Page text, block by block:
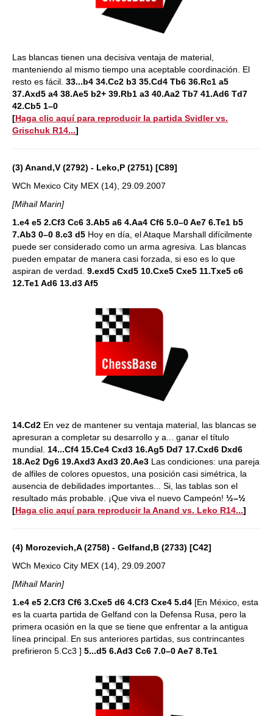
Las blancas tienen una decisiva ventaja de material,
manteniendo al mismo tiempo una aceptable coordinación. El
resto es fácil. 33...b4 34.Cc2 b3 35.Cd4 Tb6 36.Rc1 a5
37.Axd5 a4 38.Ae5 b2+ 39.Rb1 a3 40.Aa2 Tb7 41.Ad6 Td7
42.Cb5 1–0
[Haga clic aquí para reproducir la partida Svidler vs.
Grischuk R14...]
(3) Anand,V (2792) - Leko,P (2751) [C89]
WCh Mexico City MEX (14), 29.09.2007
[Mihail Marin]
1.e4 e5 2.Cf3 Cc6 3.Ab5 a6 4.Aa4 Cf6 5.0–0 Ae7 6.Te1 b5
7.Ab3 0–0 8.c3 d5 Hoy en día, el Ataque Marshall difícilmente
puede ser considerado como un arma agresiva. Las blancas
pueden empatar de manera casi forzada, si eso es lo que
aspiran de verdad. 9.exd5 Cxd5 10.Cxe5 Cxe5 11.Txe5 c6
12.Te1 Ad6 13.d3 Af5
14.Cd2 En vez de mantener su ventaja material, las blancas se
apresuran a completar su desarrollo y a... ganar el título
mundial. 14...Cf4 15.Ce4 Cxd3 16.Ag5 Dd7 17.Cxd6 Dxd6
18.Ac2 Dg6 19.Axd3 Axd3 20.Ae3 Las condiciones: una pareja
de alfiles de colores opuestos, una posición casi simétrica, la
ausencia de debilidades importantes... Si, las tablas son el
resultado más probable. ¡Que viva el nuevo Campeón! ½–½
[Haga clic aquí para reproducir la Anand vs. Leko R14...]
(4) Morozevich,A (2758) - Gelfand,B (2733) [C42]
WCh Mexico City MEX (14), 29.09.2007
[Mihail Marin]
1.e4 e5 2.Cf3 Cf6 3.Cxe5 d6 4.Cf3 Cxe4 5.d4 [En México, esta
es la cuarta partida de Gelfand con la Defensa Rusa, pero la
primera ocasión en la que se tiene que enfrentar a la antigua
línea principal. En sus anteriores partidas, sus contrincantes
prefirieron 5.Cc3 ] 5...d5 6.Ad3 Cc6 7.0–0 Ae7 8.Te1